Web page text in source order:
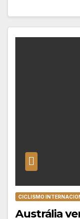
CICLISMO
Austrália